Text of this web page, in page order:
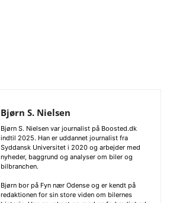
Bjørn S. Nielsen
Bjørn S. Nielsen var journalist på Boosted.dk
indtil 2025. Han er uddannet journalist fra
Syddansk Universitet i 2020 og arbejder med
nyheder, baggrund og analyser om biler og
bilbranchen.
Bjørn bor på Fyn nær Odense og er kendt på
redaktionen for sin store viden om bilernes